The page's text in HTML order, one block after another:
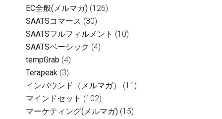
EC全般(メルマガ) (126)
SAATSコマース (30)
SAATSフルフィルメント (10)
SAATSベーシック (4)
tempGrab (4)
Terapeak (3)
インバウンド（メルマガ）
(11)
マインドセット (102)
マーケティング(メルマガ) (15)